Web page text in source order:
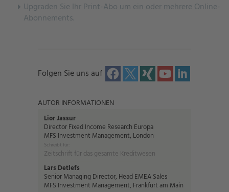
Upgraden Sie Ihr Print-Abo um ein oder mehrere Online-
Abonnements.
Folgen Sie uns auf
AUTOR INFORMATIONEN
Lior Jassur
Director Fixed Income Research Europa
MFS Investment Management, London
Schreibt für:
Zeitschrift für das gesamte Kreditwesen
Lars Detlefs
Senior Managing Director, Head EMEA Sales
MFS Investment Management, Frankfurt am Main